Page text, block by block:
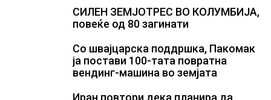
СИЛЕН ЗЕМЈОТРЕС ВО КОЛУМБИЈА,
повеќе од 80 загинати
Со швајцарска поддршка, Пакомак
ја постави 100-тата повратна
вендинг-машина во земјата
Иран повтори дека планира да